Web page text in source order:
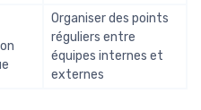
Organiser des points
réguliers entre
équipes internes et
externes